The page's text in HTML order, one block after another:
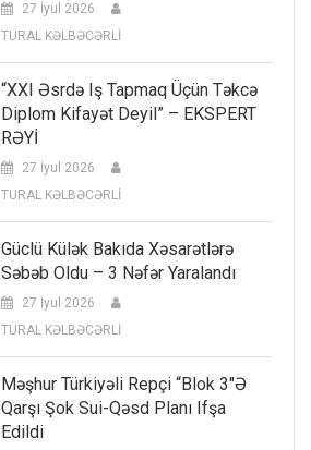
27 İyul 2026
TURAL KƏLBƏCƏRLİ
“XXI Əsrdə Iş Tapmaq Üçün Təkcə
Diplom Kifayət Deyil” – EKSPERT
RƏYİ
27 İyul 2026
TURAL KƏLBƏCƏRLİ
Güclü Külək Bakıda Xəsarətlərə
Səbəb Oldu – 3 Nəfər Yaralandı
27 İyul 2026
TURAL KƏLBƏCƏRLİ
Məşhur Türkiyəli Repçi “Blok 3″ə
Qarşı Şok Sui-Qəsd Planı Ifşa
Edildi